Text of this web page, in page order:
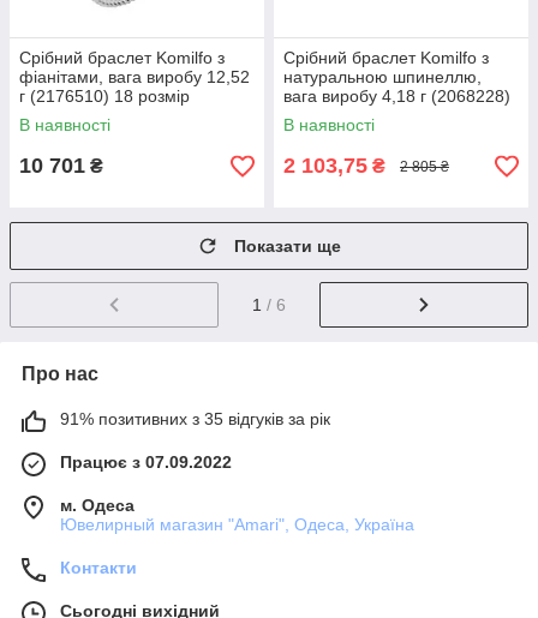
Срібний браслет Komilfo з
фіанітами, вага виробу 12,52
г (2176510) 18 розмір
В наявності
10 701 ₴
Срібний браслет Komilfo з
натуральною шпинеллю,
вага виробу 4,18 г (2068228)
1720 розмір
В наявності
2 103,75 ₴ 2 805 ₴
Показати ще
1 / 6
Про нас
91% позитивних з 35 відгуків за рік
Працює з 07.09.2022
м. Одеса
Ювелирный магазин "Amari", Одеса, Україна
Контакти
Сьогодні вихідний